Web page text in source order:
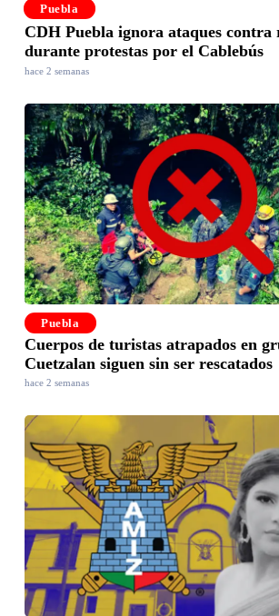
Puebla
CDH Puebla ignora ataques contra
durante protestas por el Cablebús
hace 2 semanas
Puebla
Cuerpos de turistas atrapados en
Cuetzalan siguen sin ser rescatados
hace 2 semanas